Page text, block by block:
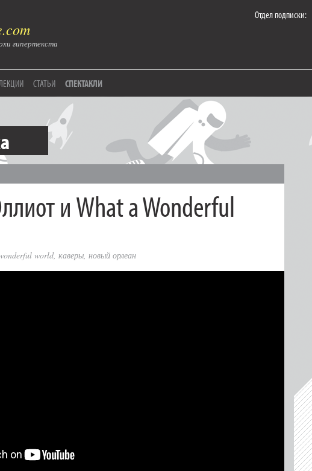
гипертекста
Отдел подписки:
СТАТЬИ СПЕКТАКЛИ
и What a Wonderful
world, каверы, новый орлеан